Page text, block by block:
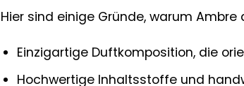
Hier sind einige Gründe, warum
Einzigartige Duftkomposition, die
Hochwertige Inhaltsstoffe und